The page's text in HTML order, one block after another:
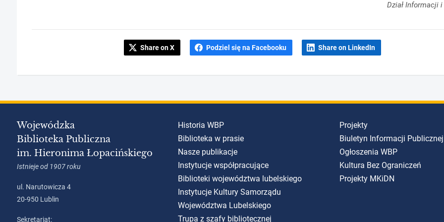
Dział Informacji
Share on X Podziel się na Facebooku Share on LinkedIn
Wojewódzka
Biblioteka Publiczna
im. Hieronima Łopacińskiego
Istnieje od 1907 roku
ul. Narutowicza 4
20-950 Lublin
Sekretariat:
Historia WBP
Biblioteka w prasie
Nasze publikacje
Instytucje współpracujące
Biblioteki województwa lubelskiego
Instytucje Kultury Samorządu
Województwa Lubelskiego
Trupa z szafy bibliotecznej
Projekty
Biuletyn Informacji Publicznej
Ogłoszenia WBP
Kultura Bez Ograniczeń
Projekty MKiDN